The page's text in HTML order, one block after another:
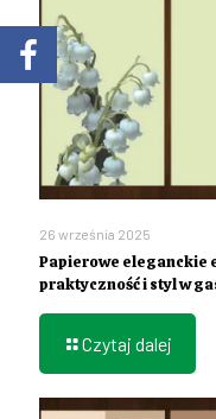
26 września 2025
Papierowe eleganckie
praktyczność i styl w
Czytaj dalej